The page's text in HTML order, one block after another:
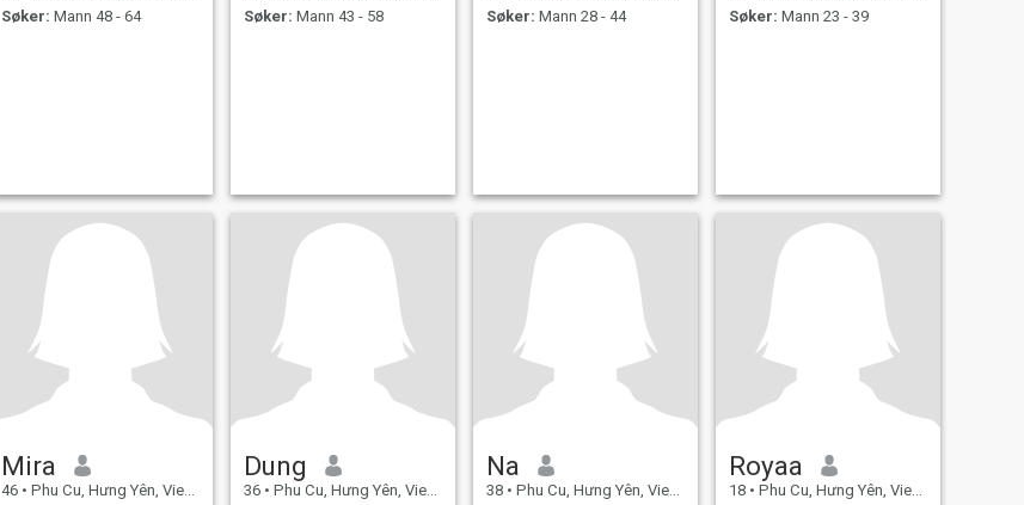
Søker: Mann 48 - 64
Søker: Mann 43 - 58
Søker: Mann 28 - 44
Søker: Mann 23 - 39
Mira
46 • Phu Cu, Hưng Yên, Vietnam
Dung
36 • Phu Cu, Hưng Yên, Vietnam
Na
38 • Phu Cu, Hưng Yên, Vietnam
Royaa
18 • Phu Cu, Hưng Yên, Vietnam